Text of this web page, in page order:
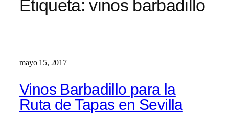
Etiqueta:vinos barbadillo
mayo 15, 2017
Vinos Barbadillo para la
Ruta de Tapas en Sevilla